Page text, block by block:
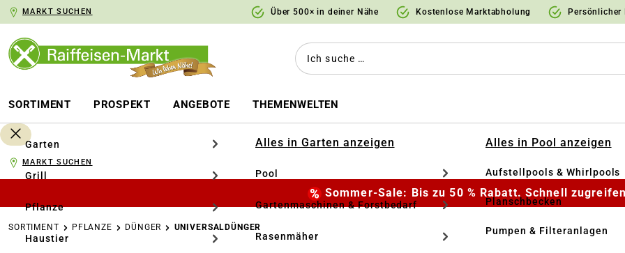
Zur Hauptnavigation springen
MARKT SUCHEN Über 500× in deiner Nähe Kostenlose Marktabholung Persönlicher
SORTIMENT PROSPEKT ANGEBOTE THEMENWELTEN
Garten
Grill
Pflanze
Haustier
Alles in Garten anzeigen
Pool
Gartenmaschinen & Forstbedarf
Rasenmäher
Alles in Pool anzeigen
Aufstellpools & Whirlpools
Planschbecken
Pumpen & Filteranlagen
MARKT SUCHEN
Sommer-Sale: Bis zu 50 % Rabatt. Schnell
SORTIMENT PFLANZE DÜNGER UNIVERSALDÜNGER